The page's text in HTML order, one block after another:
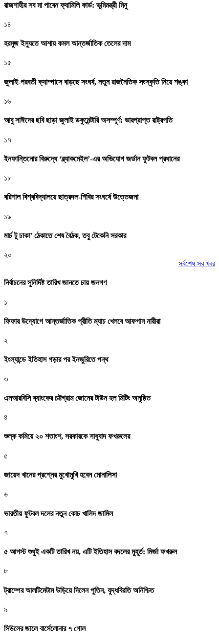
রাজশাহীর সব মা পাবেন ফ্যামিলি কার্ড: ভূমিমন্ত্রী মিনু
১৪
হরমুজ ইস্যুতে আশায় কমল আন্তর্জাতিক তেলের দাম
১৫
জুলাই-পরবর্তী ক্যাম্পাসে বাড়ছে সংঘর্ষ, নতুন রাজনৈতিক সংস্কৃতি নিয়ে শঙ্কা
১৬
আবু সাঈদের ছবি ছাড়া জুলাই ডকুমেন্টারি অসম্পূর্ণ: ভারপ্রাপ্ত রাষ্ট্রপতি
১৭
ইনফান্তিনোর বিরুদ্ধে ‘ব্ল্যাকমেইল’-এর অভিযোগ জর্ডান ফুটবল প্রধানের
১৮
বরিশাল বিশ্ববিদ্যালয়ে ছাত্রদল-শিবির সংঘর্ষে উত্তেজনা
১৯
মার্চ টু ঢাকা’ ঠেকাতে শেষ বৈঠক, তবু টেকেনি সরকার
২০
সর্বশেষ সব খবর
নির্বাচনের সুনির্দিষ্ট তারিখ জানতে চায় জনগণ
১
ফিফার উদ্যোগে আন্তর্জাতিক প্রীতি ম্যাচ খেলবে আফগান নারীরা
২
ইংল্যান্ডে ইতিহাস গড়ার পর ইনজুরিতে পন্থ
৩
এনআরবিসি ব্যাংকের চট্টগ্রাম জোনের টাউন হল মিটিং অনুষ্ঠিত
৪
শুল্ক কমিয়ে ২০ শতাংশ, সরকারকে সাধুবাদ ফখরুলের
৫
জায়েদ খানের প্রশ্নের মুখোমুখি হবেন মোনালিসা
৬
ভারতীয় ফুটবল দলের নতুন কোচ খালিদ জামিল
৭
৫ আগস্ট শুধুই একটি তারিখ নয়, এটি ইতিহাস বদলের মুহূর্ত: মির্জা ফখরুল
৮
ট্রাম্পের আলটিমেটাম উড়িয়ে দিলেন পুতিন, যুদ্ধবিরতি অনিশ্চিত
৯
সিউলের জালে বার্সেলোনার ৭ গোল